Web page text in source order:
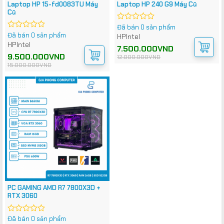
Laptop HP 15-fd0083TU Máy
Cũ
Được
xếp
0
5
Đã bán 0 sản phẩm
HPIntel
15.000.000VND
Giá
gốc
là:
9.500.000VND
Giá
hiện
tại
9.500.000VND.
Laptop HP 240 G9 Máy Cũ
Được
xếp
0
5
Đã bán 0 sản phẩm
HPIntel
12.000.000VND
Giá
gốc
là:
7.500.000VND
Giá
hiện
tại
PC GAMING AMD R7 7800X3D +
RTX 3060
Được
Đã bán 0 sản phẩm